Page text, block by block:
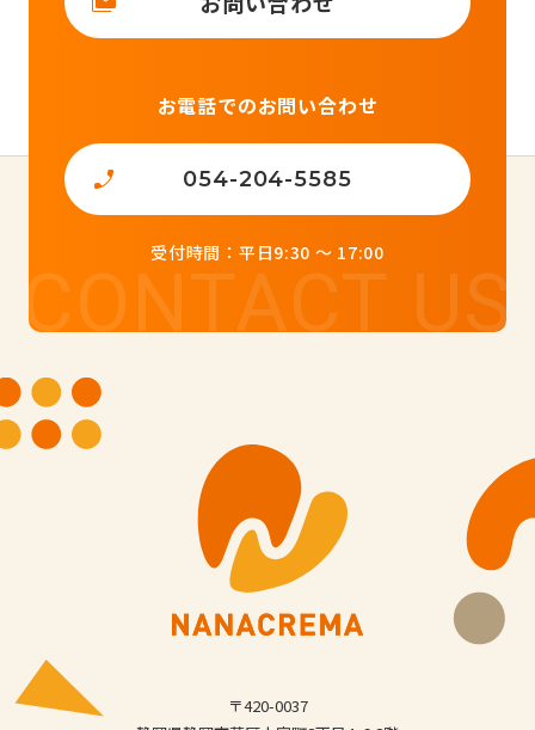
お電話でのお問い合わせ
054-204-5585
受付時間：平日9:30 ～ 17:00
〒420-0037